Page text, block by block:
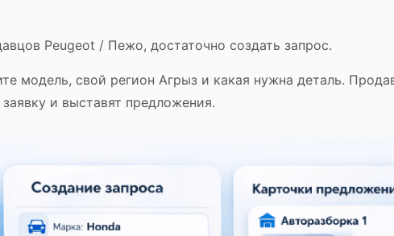
Peugeot / Пежо, достаточно создать запрос.
модель, свой регион Агрыз и какая нужна деталь.
и выставят предложения.